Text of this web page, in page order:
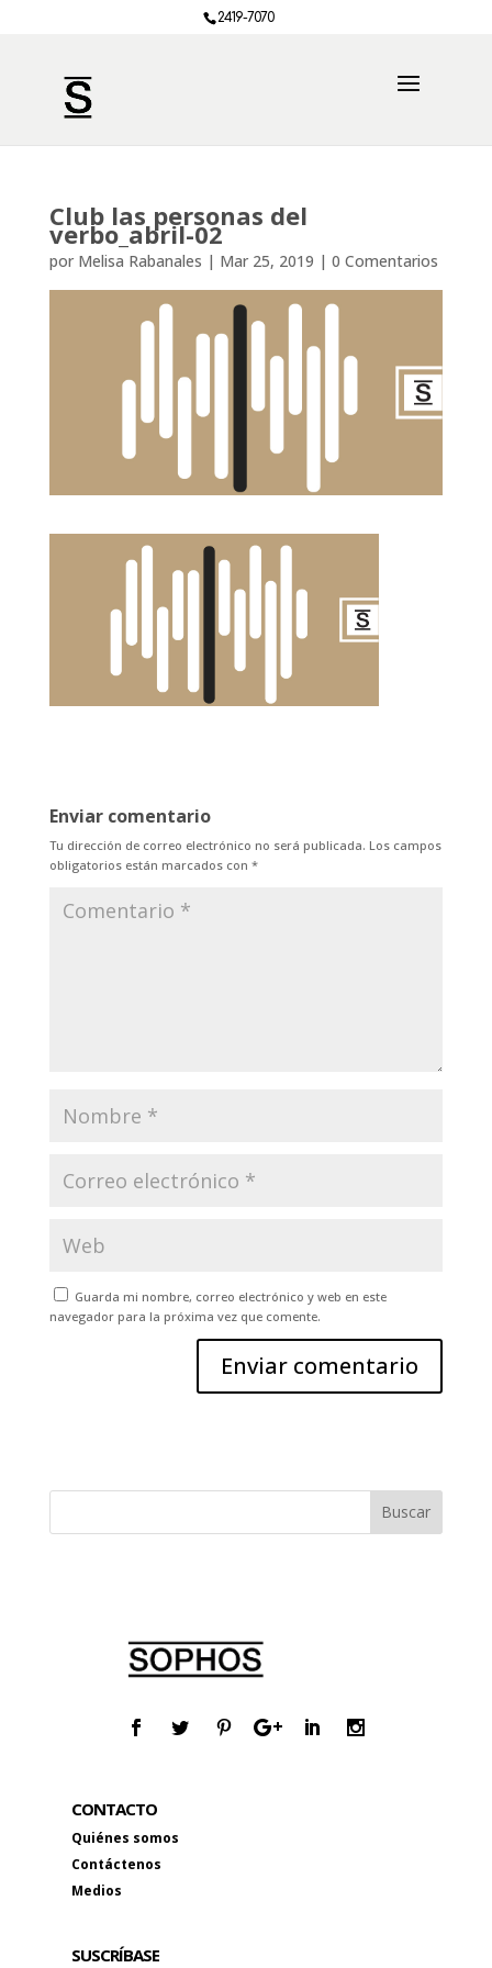
2419-7070
Club las personas del
verbo_abril-02
por Melisa Rabanales | Mar 25, 2019 | 0 Comentarios
Enviar comentario
Tu dirección de correo electrónico no será publicada. Los campos
obligatorios están marcados con *
Guarda mi nombre, correo electrónico y web en este
navegador para la próxima vez que comente.
CONTACTO
Quiénes somos
Contáctenos
Medios
SUSCRÍBASE